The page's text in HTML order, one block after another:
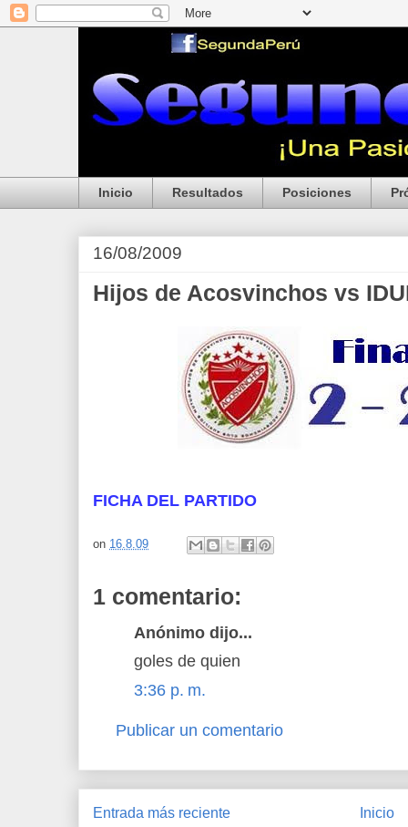
Inicio Resultados Posiciones
16/08/2009
Hijos de Acosvinchos vs
FICHA DEL PARTIDO
on 16.8.09
1 comentario:
Anónimo dijo...
goles de quien
3:36 p. m.
Publicar un comentario
Entrada más reciente Inicio